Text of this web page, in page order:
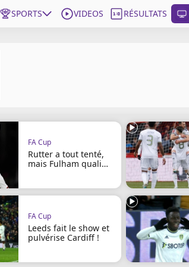
SPORTS VIDEOS RÉSULTATS
FA Cup
Rutter a tout tenté,
mais Fulham qualifié
FA Cup
Leeds fait le show et
pulvérise Cardiff !